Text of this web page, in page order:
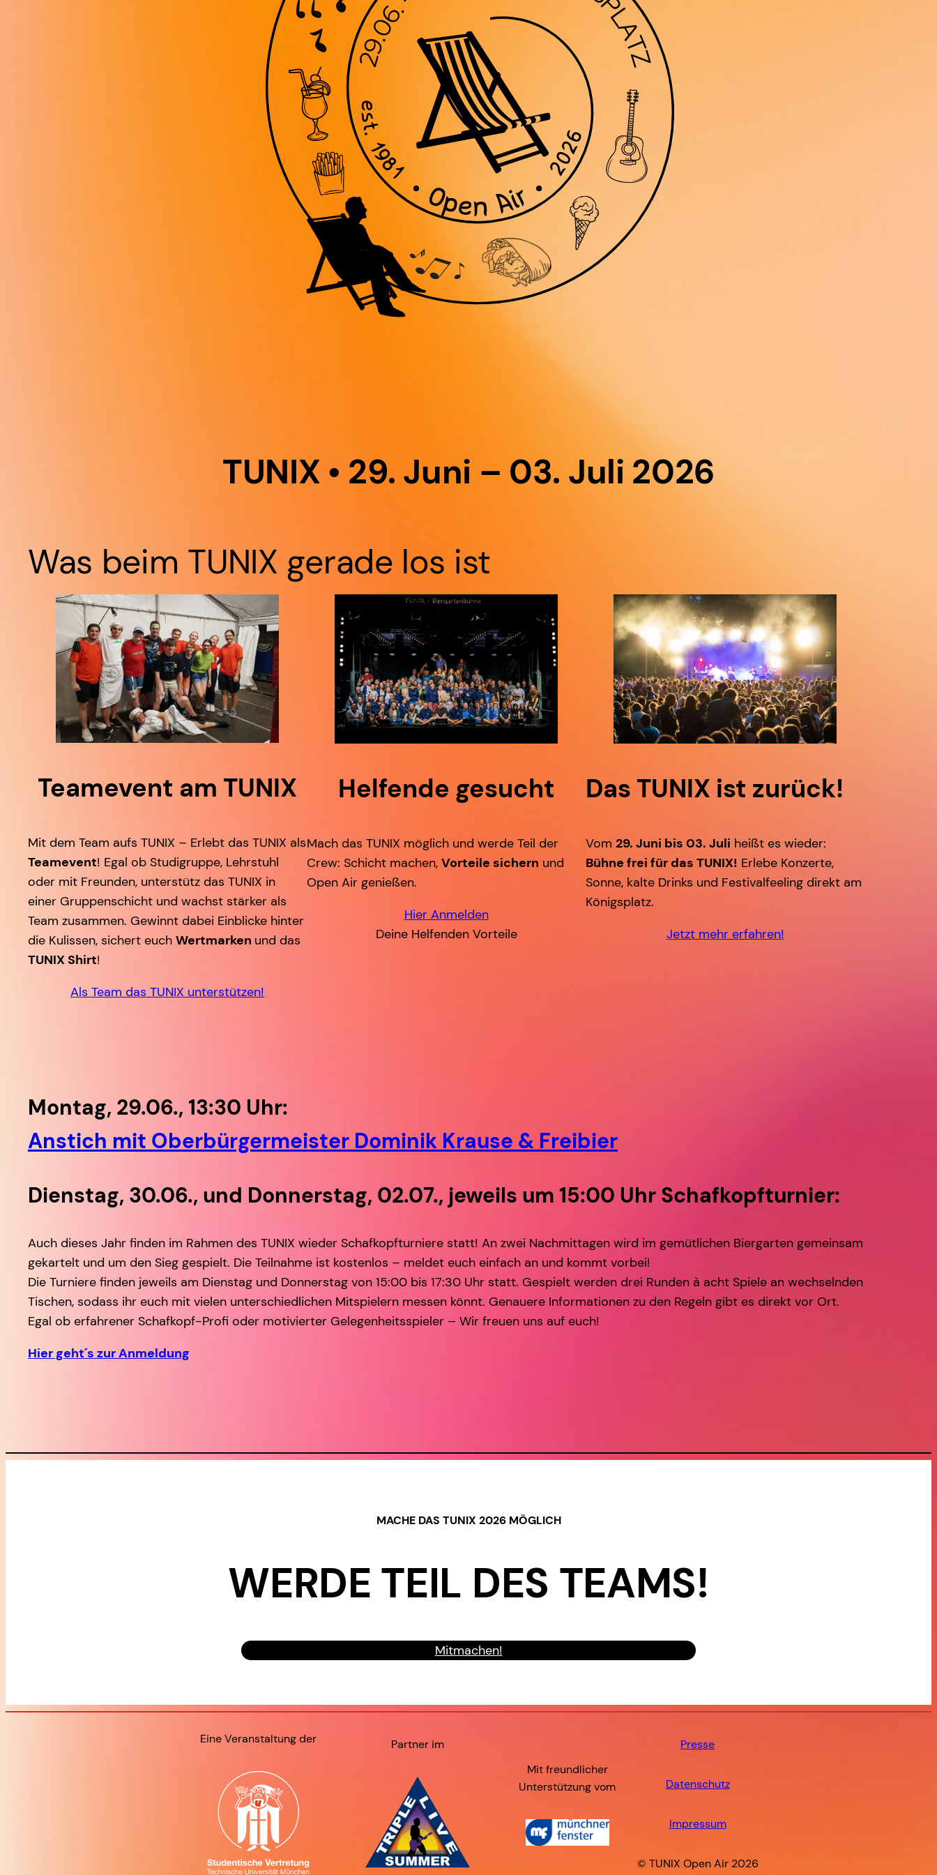
TUNIX • 29. Juni – 03. Juli 2026
Was beim TUNIX gerade los ist
Teamevent am TUNIX
Mit dem Team aufs TUNIX – Erlebt das TUNIX als
Teamevent! Egal ob Studigruppe, Lehrstuhl
oder mit Freunden, unterstütz das TUNIX in
einer Gruppenschicht und wachst stärker als
Team zusammen. Gewinnt dabei Einblicke hinter
die Kulissen, sichert euch Wertmarken und das
TUNIX Shirt!
Als Team das TUNIX unterstützen!
Helfende gesucht
Mach das TUNIX möglich und werde Teil der
Crew: Schicht machen, Vorteile sichern und
Open Air genießen.
Hier Anmelden
Deine Helfenden Vorteile
Das TUNIX ist zurück!
Vom 29. Juni bis 03. Juli heißt es wieder:
Bühne frei für das TUNIX! Erlebe Konzerte,
Sonne, kalte Drinks und Festivalfeeling direkt am
Königsplatz.
Jetzt mehr erfahren!
Montag, 29.06., 13:30 Uhr:
Anstich mit Oberbürgermeister Dominik Krause & Freibier
Dienstag, 30.06., und Donnerstag, 02.07., jeweils um 15:00 Uhr Schafkopfturnier:
Auch dieses Jahr finden im Rahmen des TUNIX wieder Schafkopfturniere statt! An zwei Nachmittagen wird im gemütlichen Biergarten gemeinsam
gekartelt und um den Sieg gespielt. Die Teilnahme ist kostenlos – meldet euch einfach an und kommt vorbei!
Die Turniere finden jeweils am Dienstag und Donnerstag von 15:00 bis 17:30 Uhr statt. Gespielt werden drei Runden à acht Spiele an wechselnden
Tischen, sodass ihr euch mit vielen unterschiedlichen Mitspielern messen könnt. Genauere Informationen zu den Regeln gibt es direkt vor Ort.
Egal ob erfahrener Schafkopf-Profi oder motivierter Gelegenheitsspieler – Wir freuen uns auf euch!
Hier geht´s zur Anmeldung
MACHE DAS TUNIX 2026 MÖGLICH
WERDE TEIL DES TEAMS!
Mitmachen!
Eine Veranstaltung der
Partner im
Mit freundlicher
Unterstützung vom
Presse
Datenschutz
Impressum
© TUNIX Open Air 2026